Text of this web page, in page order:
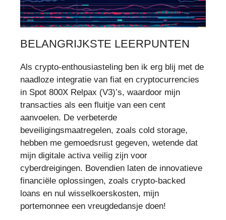
BELANGRIJKSTE LEERPUNTEN
Als crypto-enthousiasteling ben ik erg blij met de
naadloze integratie van fiat en cryptocurrencies
in Spot 800X Relpax (V3)’s, waardoor mijn
transacties als een fluitje van een cent
aanvoelen. De verbeterde
beveiligingsmaatregelen, zoals cold storage,
hebben me gemoedsrust gegeven, wetende dat
mijn digitale activa veilig zijn voor
cyberdreigingen. Bovendien laten de innovatieve
financiële oplossingen, zoals crypto-backed
loans en nul wisselkoerskosten, mijn
portemonnee een vreugdedansje doen!